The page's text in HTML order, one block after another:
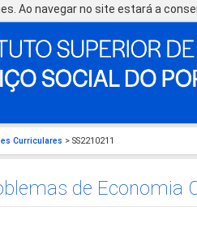
Ao navegar no site estará a
Curriculares > SS2210211
de Economia